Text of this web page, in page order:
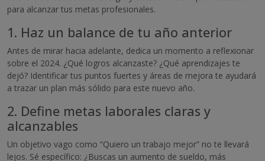
para alcanzar tus metas profesionales.
1. Haz un balance de tu año anterior
Antes de mirar hacia adelante, dedica un momento a reflexionar
sobre el 2024. ¿Qué logros alcanzaste? ¿Qué aprendizajes te
dejó? Identificar tus puntos fuertes y áreas de mejora te ayudará
a trazar un plan más sólido para este nuevo año.
2. Define metas laborales claras y
alcanzables
Un objetivo vago como “Quiero un trabajo mejor” no te llevará
lejos. Sé específico: ¿Buscas un aumento de sueldo, más